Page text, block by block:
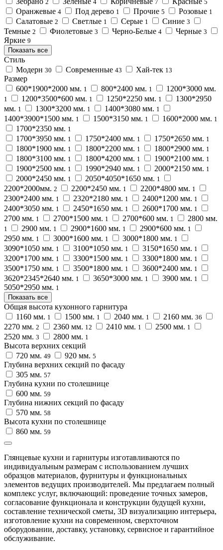
2 4 7 5
Оранжевые 4 Под дерево 1 Прочие 5 Розовые 1
Салатовые 2 Светлые 1 Серые 1 Синие 3
Темные 2 Фиолетовые 3 Черно-Белые 4 Черные 3
Яркие 9
Показать все
Стиль
Модерн 30 Современные 43 Хай-тек 13
Размер
600*1900*2000 мм. 1 800*2400 мм. 1 1200*3000 мм.
1 1200*3500*600 мм. 1 1250*2250 мм. 1
1300*2950
мм. 1 1300*3200 мм. 1 1400*3080 мм. 1
1400*3900*1500 мм. 1 1500*3150 мм. 1 1600*2000 мм. 1
1700*2350 мм. 1
1700*3950 мм. 1 1750*2400 мм. 1 1750*2650 мм. 1
1800*1900 мм. 1 1800*2200 мм. 1 1800*2900 мм. 1
1800*3100 мм. 1 1800*4200 мм. 1 1900*2100 мм. 1
1900*2500 мм. 1 1990*2940 мм. 1 2000*2150 мм. 1
2000*2450 мм. 1 2050*4050*1650 мм. 1
2200*2000мм. 2 2200*2450 мм. 1 2200*4800 мм. 1
2300*2400 мм. 1 2320*2180 мм. 1 2400*1200 мм. 1
2400*3050 мм. 1 2450*1650 мм. 1 2600*1700 мм. 1
2700 мм. 1 2700*1500 мм. 1 2700*600 мм. 1 2800 мм.
1 2900 мм. 1 2900*1600 мм. 1 2900*600 мм. 1
2950 мм. 1 3000*1600 мм. 1 3000*1800 мм. 1
3090*1050 мм. 1 3100*1050 мм. 1 3150*1650 мм. 1
3200*1700 мм. 1 3300*1500 мм. 1 3300*1800 мм. 1
3500*1750 мм. 1 3500*1800 мм. 1 3600*2400 мм. 1
3620*2345*2640 мм. 1 3650*3000 мм. 1 3900 мм. 1
5050*2950 мм. 1
Показать все
Общая высота кухонного гарнитура
1160 мм. 1 1500 мм. 1 2040 мм. 1 2160 мм. 36
2270 мм. 2 2360 мм. 12 2410 мм. 1 2500 мм. 1
2520 мм. 3 2800 мм. 1
Высота верхних секций
720 мм. 49 920 мм. 5
Глубина верхних секций по фасаду
305 мм. 57
Глубина кухни по столешнице
600 мм. 59
Глубина нижних секций по фасаду
570 мм. 58
Высота кухни по столешнице
860 мм. 59
Глянцевые кухни и гарнитуры изготавливаются по
индивидуальным размерам с использованием лучших
образцов материалов, фурнитуры и функциональных
элементов ведущих производителей. Мы предлагаем полный
комплекс услуг, включающий: проведение точных замеров,
согласование функционала и конструкции будущей кухни,
составление технической сметы, 3D визуализацию интерьера,
изготовление кухни на современном, сверхточном
оборудовании, доставку, установку, сервисное и гарантийное
обслуживание.